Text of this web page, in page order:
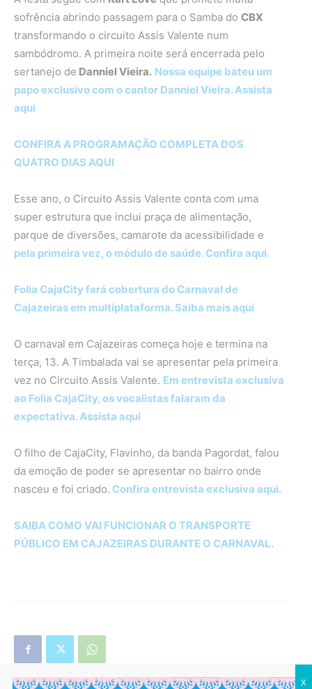
sofrência abrindo passagem para o Samba do CBX
transformando o circuito Assis Valente num
sambódromo. A primeira noite será encerrada pelo
sertanejo de Danniel Vieira. Nossa equipe bateu um
papo exclusivo com o cantor Danniel Vieira. Assista
aqui
CONFIRA A PROGRAMAÇÃO COMPLETA DOS
QUATRO DIAS AQUI
Esse ano, o Circuito Assis Valente conta com uma
super estrutura que inclui praça de alimentação,
parque de diversões, camarote da acessibilidade e
pela primeira vez, o módulo de saúde. Confira aqui.
Folia CajaCity fará cobertura do Carnaval de
Cajazeiras em multiplataforma. Saiba mais aqui
O carnaval em Cajazeiras começa hoje e termina na
terça, 13. A Timbalada vai se apresentar pela primeira
vez no Circuito Assis Valente. Em entrevista exclusiva
ao Folia CajaCity, os vocalistas falaram da
expectativa. Assista aqui
O filho de CajaCity, Flavinho, da banda Pagordat, falou
da emoção de poder se apresentar no bairro onde
nasceu e foi criado. Confira entrevista exclusiva aqui.
SAIBA COMO VAI FUNCIONAR O TRANSPORTE
PÚBLICO EM CAJAZEIRAS DURANTE O CARNAVAL.
X